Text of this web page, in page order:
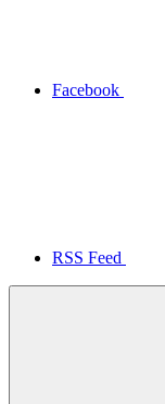
Facebook
RSS Feed